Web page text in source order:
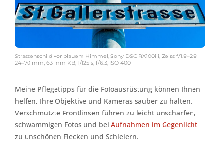
Strassenschild vor blauem Himmel, Sony DSC RX100iii, Zeiss f/1.8–2.8
24–70 mm, 63 mm KB, 1/125 s, f/6.3, ISO 400
Meine Pflegetipps für die Fotoausrüstung können Ihnen
helfen, Ihre Objektive und Kameras sauber zu halten.
Verschmutzte Frontlinsen führen zu leicht unscharfen,
schwammigen Fotos und bei Aufnahmen im Gegenlicht
zu unschönen Flecken und Schleiern.